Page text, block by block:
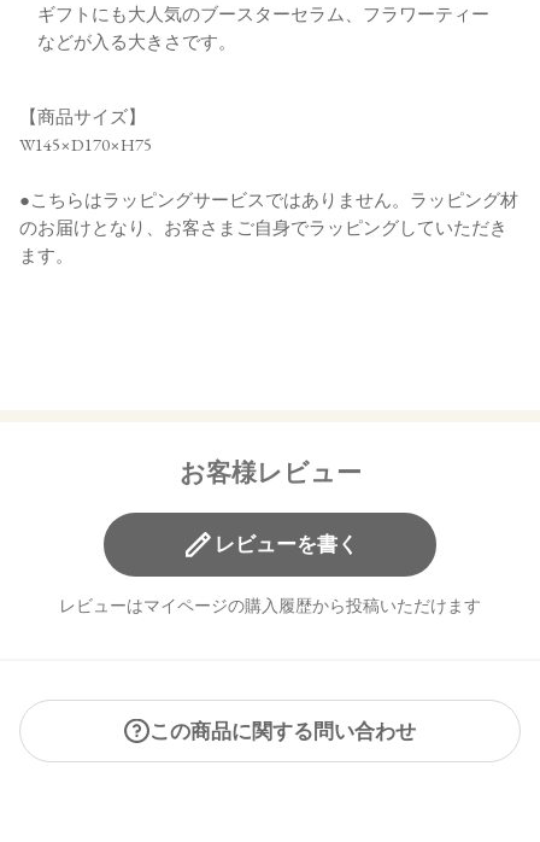
ギフトにも大人気のブースターセラム、フラワーティー
などが入る大きさです。
【商品サイズ】
W145×D170×H75
●こちらはラッピングサービスではありません。ラッピング材
のお届けとなり、お客さまご自身でラッピングしていただき
ます。
お客様レビュー
レビューを書く
レビューはマイページの購入履歴から投稿いただけます
この商品に関する問い合わせ